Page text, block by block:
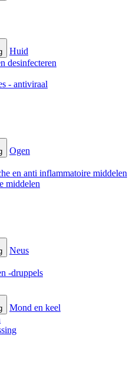
Huid
desinfecteren
- antiviraal
Ogen
en anti inflammatoire middelen
middelen
Neus
-druppels
Mond en keel